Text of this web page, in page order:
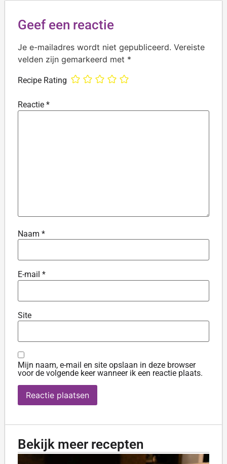
Geef een reactie
Je e-mailadres wordt niet gepubliceerd. Vereiste
velden zijn gemarkeerd met *
Recipe Rating
Reactie *
Naam *
E-mail *
Site
Mijn naam, e-mail en site opslaan in deze browser
voor de volgende keer wanneer ik een reactie plaats.
Bekijk meer recepten